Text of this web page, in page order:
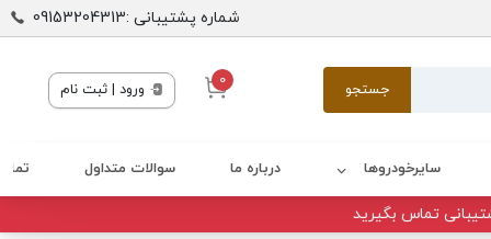
شماره پشتیبانی :09153204313
جستجو 0 ورود | ثبت نام
سایرخودروها درباره ما سوالات متداول
تماس بگیرید